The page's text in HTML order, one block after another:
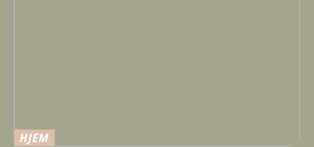
HJEM